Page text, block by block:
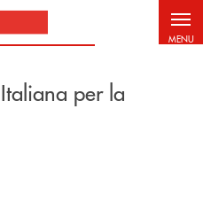
MENU
per la